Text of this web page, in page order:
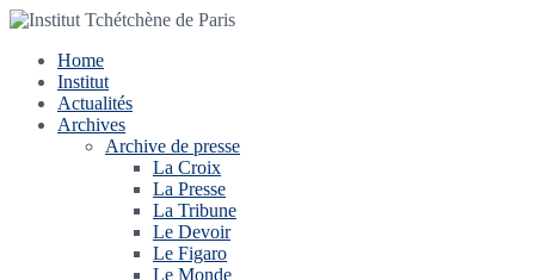
Home
Institut
Actualités
Archives
Archive de presse
La Croix
La Presse
La Tribune
Le Devoir
Le Figaro
Le Monde